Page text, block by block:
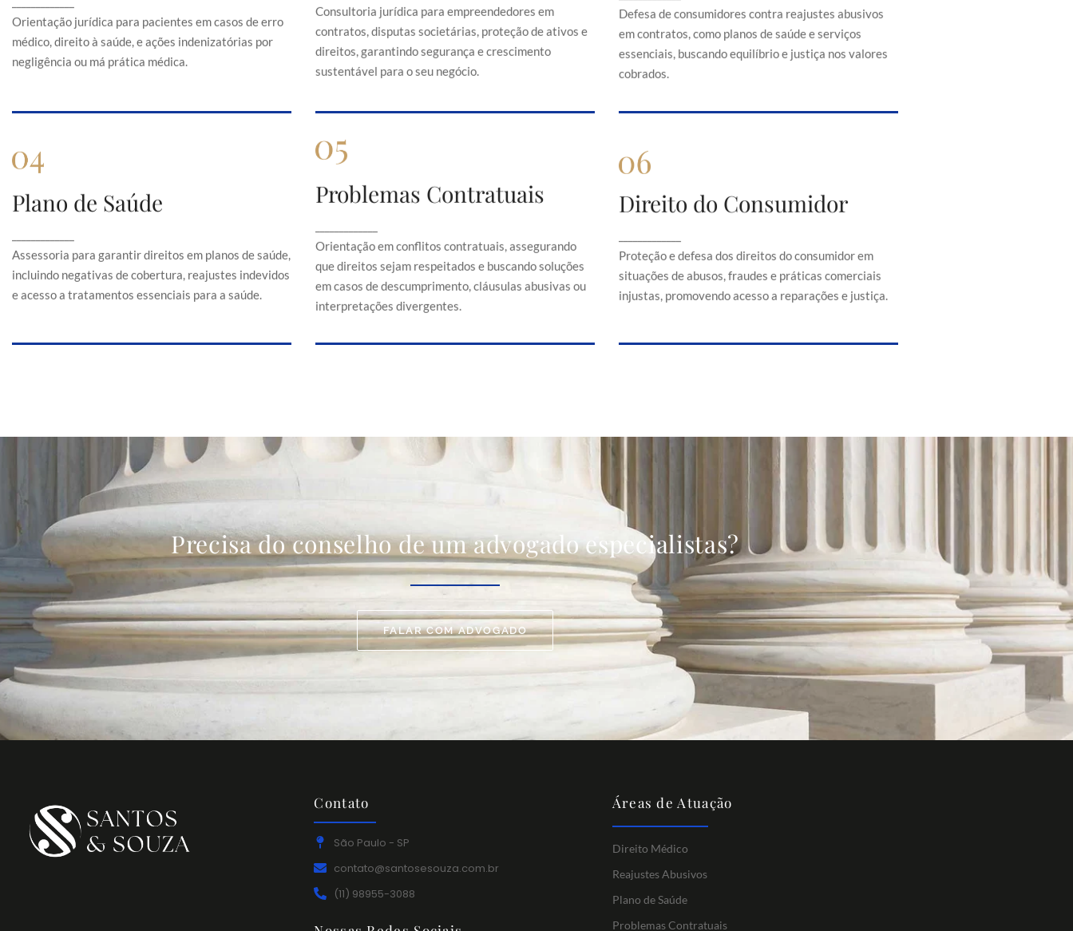
Orientação jurídica para pacientes em casos de erro
médico, direito à saúde, e ações indenizatórias por
negligência ou má prática médica.
erro médico, direito à saúde, e ações
indenizatórias por negligência ou má prática
médica.
Consultoria jurídica para empreendedores em
contratos, disputas societárias, proteção de ativos e
direitos, garantindo segurança e crescimento
sustentável para o seu negócio.
contratos, disputas societárias, proteção de
ativos e direitos, garantindo segurança e
crescimento sustentável para o seu negócio.
Defesa de consumidores contra reajustes abusivos
em contratos, como planos de saúde e serviços
essenciais, buscando equilíbrio e justiça nos valores
cobrados.
serviços essenciais, buscando equilíbrio e
justiça nos valores cobrados.
Plano de Saúde
Assessoria para garantir direitos em planos de saúde,
incluindo negativas de cobertura, reajustes indevidos
e acesso a tratamentos essenciais para a saúde.
Plano de Saúde
reajustes indevidos e acesso a tratamentos
Problemas Contratuais
Orientação em conflitos contratuais, assegurando
que direitos sejam respeitados e buscando soluções
em casos de descumprimento, cláusulas abusivas ou
interpretações divergentes.
Problemas Contratuais
assegurando que direitos sejam respeitados e
buscando soluções em casos de
descumprimento, cláusulas abusivas ou
interpretações divergentes.
Direito do Consumidor
Proteção e defesa dos direitos do consumidor em
situações de abusos, fraudes e práticas comerciais
injustas, promovendo acesso a reparações e justiça.
Direito do Consumidor
comerciais injustas, promovendo acesso a
Precisa do conselho de um advogado especialistas?
FALAR COM ADVOGADO
Contato
São Paulo - SP
contato@santosesouza.com.br
(11) 98955-3088
Áreas de Atuação
Direito Médico
Reajustes Abusivos
Plano de Saúde
Problemas Contratuais